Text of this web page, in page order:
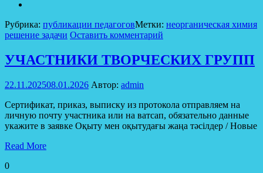
Рубрика: публикации педагоговМетки: неорганическая химия
решение задачи Оставить комментарий
УЧАСТНИКИ ТВОРЧЕСКИХ ГРУПП
22.11.202508.01.2026 Автор: admin
Сертификат, приказ, выписку из протокола отправляем на
личную почту участника или на ватсап, обязательно данные
укажите в заявке Оқыту мен оқытудағы жаңа тәсілдер / Новые
Read More
0